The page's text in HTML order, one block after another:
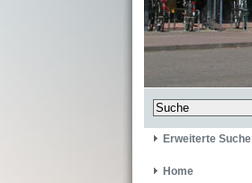
Erweiterte Suche
Home